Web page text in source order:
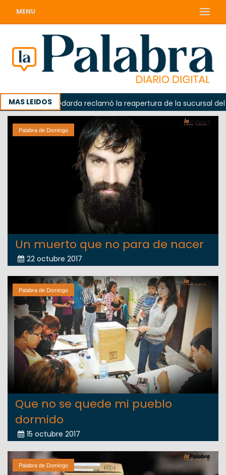
MENU
MAS LEIDOSOdarda reclamó la reapertura de la sucursal del
Palabra de Domingo
Un muerto que no para de nacer
22 octubre 2017
Palabra de Domingo
Que no se quede mi pueblo
dormido
15 octubre 2017
Palabra de Domingo